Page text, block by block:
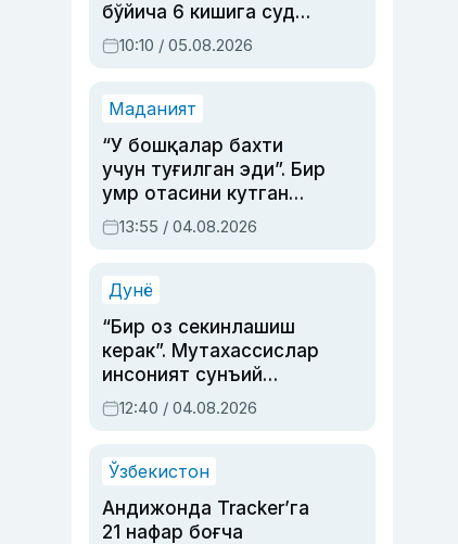
бўйича 6 кишига суд
ҳукми ўқилди
10:10 / 05.08.2026
Маданият
“У бошқалар бахти
учун туғилган эди”. Бир
умр отасини кутган
актриса ва дубльяж
устаси Римма
синовларга тўла ҳаёти
13:55 / 04.08.2026
Дунё
“Бир оз секинлашиш
керак”. Мутахассислар
инсоният сунъий
интеллектни бошқара
олмай қолишидан
12:40 / 04.08.2026
Ўзбекистон
Андижонда Tracker’га
21 нафар боғча